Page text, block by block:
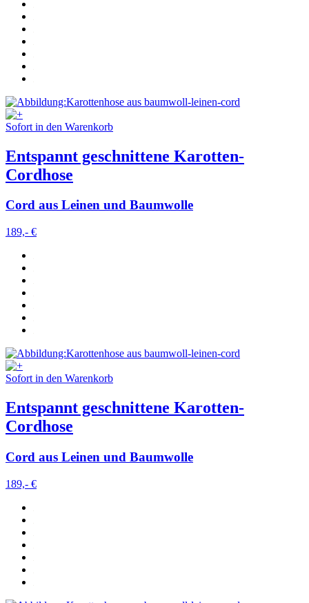
Sofort in den Warenkorb
Entspannt geschnittene Karotten-
Cordhose
Cord aus Leinen und Baumwolle
189,- €
Sofort in den Warenkorb
Entspannt geschnittene Karotten-
Cordhose
Cord aus Leinen und Baumwolle
189,- €